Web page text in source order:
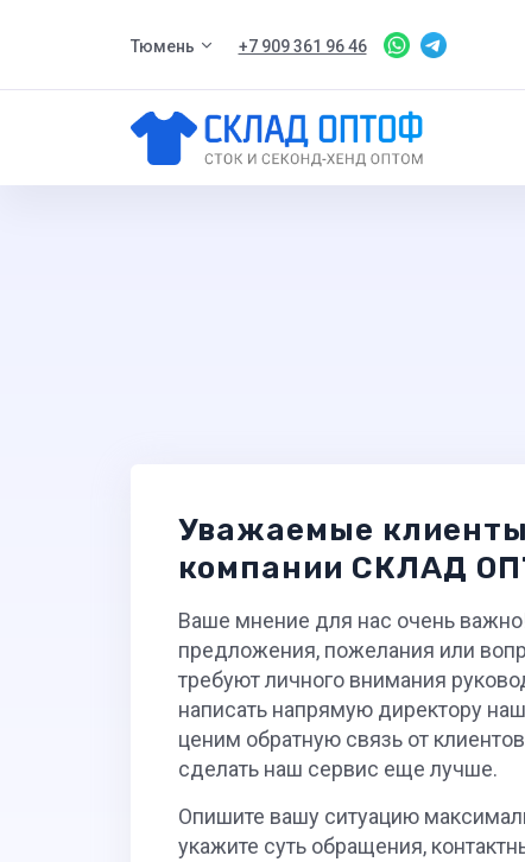
Тюмень +7 909 361 96 46
Уважаемые
компании СКЛАД
Ваше мнение для нас очень
предложения, пожелания или
требуют личного внимания
написать напрямую директору
ценим обратную связь от
сделать наш сервис еще лучше.
Опишите вашу ситуацию
укажите суть обращения,